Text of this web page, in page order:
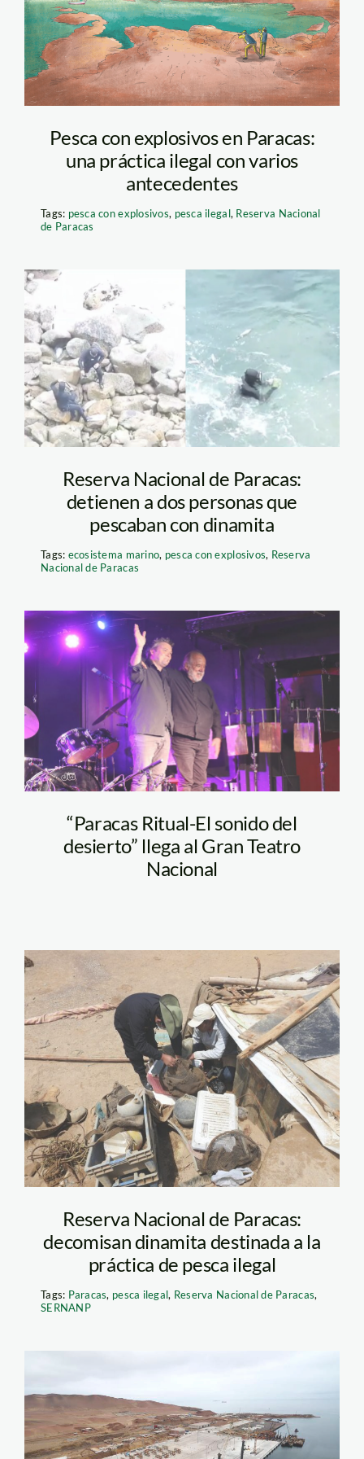
Pesca con explosivos en Paracas:
una práctica ilegal con varios
antecedentes
Tags: pesca con explosivos, pesca ilegal, Reserva Nacional
de Paracas
captura
video_sernanp
Reserva Nacional de Paracas:
detienen a dos personas que
pescaban con dinamita
Tags: ecosistema marino, pesca con explosivos, Reserva
Nacional de Paracas
Paracas Virtual_
Manongo_Terje
“Paracas Ritual-El sonido del
desierto” llega al Gran Teatro
Nacional
DSCN8372
Reserva Nacional de Paracas:
decomisan dinamita destinada a la
práctica de pesca ilegal
Tags: Paracas, pesca ilegal, Reserva Nacional de Paracas,
SERNANP
puerto-san-martin—
paracas—el-peruano